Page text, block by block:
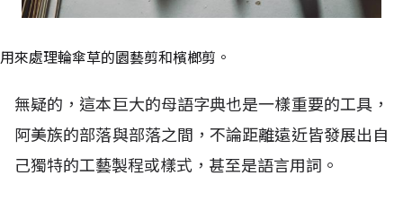
用來處理輪傘草的園藝剪和檳榔剪。
無疑的，這本巨大的母語字典也是一樣重要的工具，
阿美族的部落與部落之間，不論距離遠近皆發展出自
己獨特的工藝製程或樣式，甚至是語言用詞。